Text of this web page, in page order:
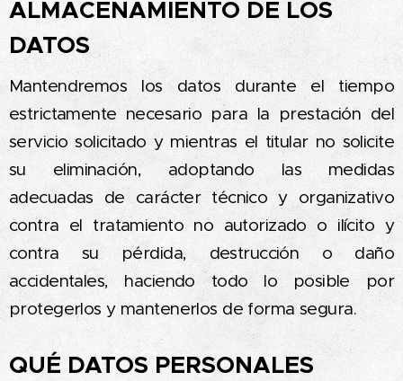
ALMACENAMIENTO DE LOS
DATOS
Mantendremos los datos durante el tiempo
estrictamente necesario para la prestación del
servicio solicitado y mientras el titular no solicite
su eliminación, adoptando las medidas
adecuadas de carácter técnico y organizativo
contra el tratamiento no autorizado o ilícito y
contra su pérdida, destrucción o daño
accidentales, haciendo todo lo posible por
protegerlos y mantenerlos de forma segura.
QUÉ DATOS PERSONALES